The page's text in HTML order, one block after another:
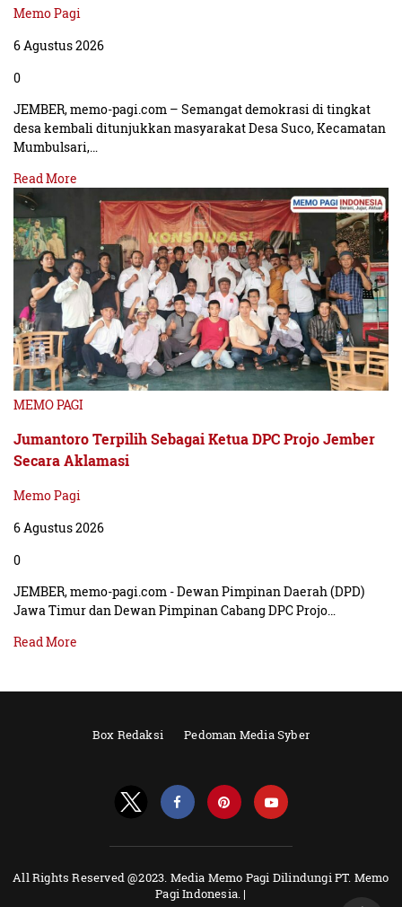
Memo Pagi
6 Agustus 2026
0
JEMBER, memo-pagi.com – Semangat demokrasi di tingkat
desa kembali ditunjukkan masyarakat Desa Suco, Kecamatan
Mumbulsari,…
Read More
MEMO PAGI
Jumantoro Terpilih Sebagai Ketua DPC Projo Jember
Secara Aklamasi
Memo Pagi
6 Agustus 2026
0
JEMBER, memo-pagi.com - Dewan Pimpinan Daerah (DPD)
Jawa Timur dan Dewan Pimpinan Cabang DPC Projo…
Read More
Box Redaksi Pedoman Media Syber
All Rights Reserved @2023. Media Memo Pagi Dilindungi PT. Memo
Pagi Indonesia. |